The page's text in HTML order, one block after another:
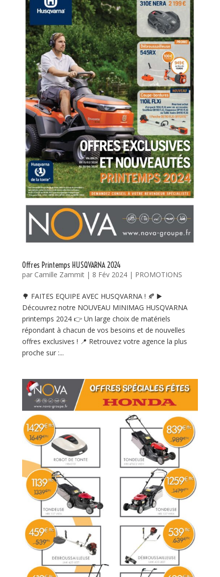
Offres Printemps HUSQVARNA 2024
par Camille Zammit| 8 Fév 2024| PROMOTIONS
🌳 FAITES EQUIPE AVEC HUSQVARNA ! 🍂 ▶️
Découvrez notre NOUVEAU MINIMAG HUSQVARNA
printemps 2024 👉 Un large choix de matériels
répondant à chacun de vos besoins et de nouvelles
offres exclusives ! 📍 Retrouvez votre agence la plus
proche sur :...